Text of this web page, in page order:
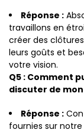
Réponse :
travaillons en
créer des
leurs goûts et
votre vision.
Q5 : Comment
discuter de
Réponse :
fournies sur